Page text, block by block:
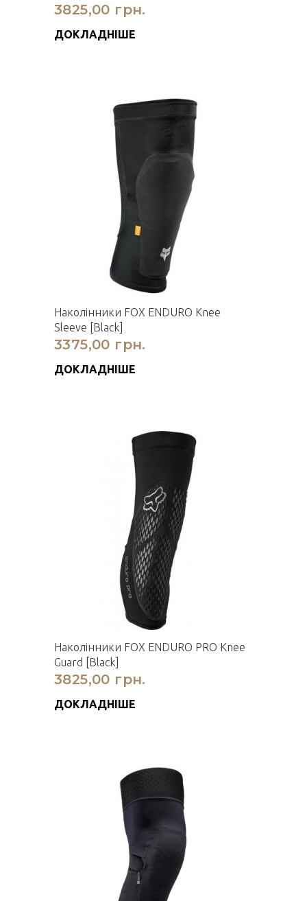
3825,00 грн.
ДОКЛАДНІШЕ
Наколінники FOX ENDURO Knee
Sleeve [Black]
3375,00 грн.
ДОКЛАДНІШЕ
Наколінники FOX ENDURO PRO Knee
Guard [Black]
3825,00 грн.
ДОКЛАДНІШЕ